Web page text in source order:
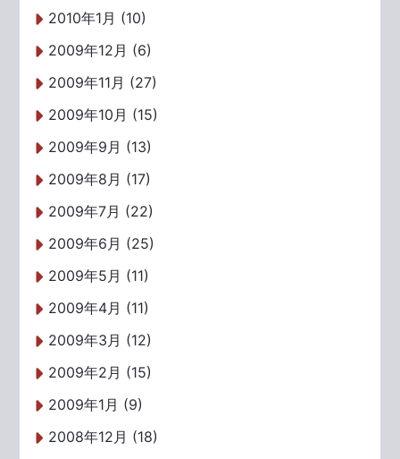
2010年1月 (10)
2009年12月 (6)
2009年11月 (27)
2009年10月 (15)
2009年9月 (13)
2009年8月 (17)
2009年7月 (22)
2009年6月 (25)
2009年5月 (11)
2009年4月 (11)
2009年3月 (12)
2009年2月 (15)
2009年1月 (9)
2008年12月 (18)